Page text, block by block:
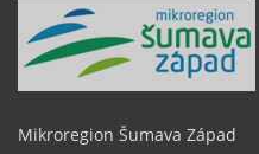
Mikroregion Šumava Západ